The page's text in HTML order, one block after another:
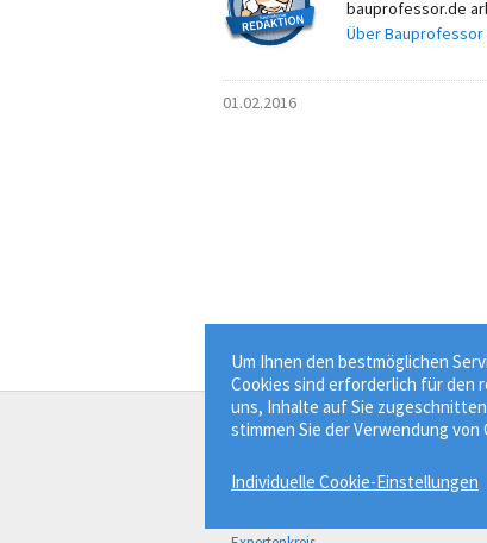
bauprofessor.de
Über Bauprofessor
01.02.2016
Bauwissen besser finden.
Um Ihnen den bestmöglichen
Cookies sind erforderlich für den
uns, Inhalte auf Sie
stimmen Sie der Verwendung von
Individuelle Cookie-Einstellungen